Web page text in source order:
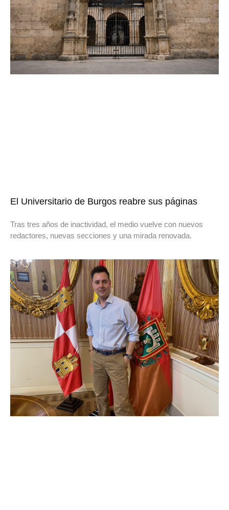
El Universitario de Burgos reabre sus páginas
Tras tres años de inactividad, el medio vuelve con nuevos
redactores, nuevas secciones y una mirada renovada.